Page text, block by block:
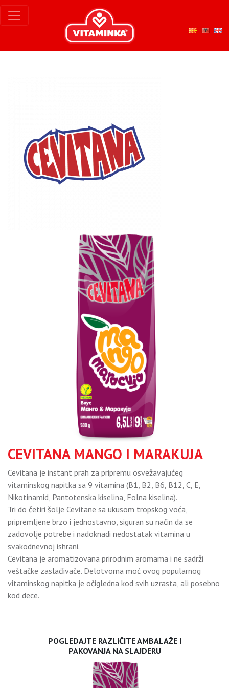
CEVITANA MANGO I MARAKUJA
Cevitana je instant prah za pripremu osvežavajućeg
vitaminskog napitka sa 9 vitamina (B1, B2, B6, B12, C, E,
Nikotinamid, Pantotenska kiselina, Folna kiselina).
Tri do četiri šolje Cevitane sa ukusom tropskog voća,
pripremljene brzo i jednostavno, siguran su način da se
zadovolje potrebe i nadoknadi nedostatak vitamina u
svakodnevnoj ishrani.
Cevitana je aromatizovana prirodnim aromama i ne sadrži
veštačke zaslađivače. Delotvorna moć ovog popularnog
vitaminskog napitka je očigledna kod svih uzrasta, ali posebno
kod dece.
POGLEDAJTE RAZLIČITE AMBALAŽE I
PAKOVANJA NA SLAJDERU